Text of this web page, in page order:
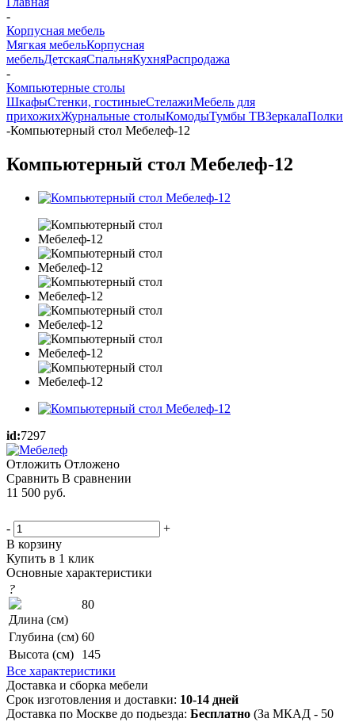
-
Корпусная мебель
Мягкая мебельКорпусная
мебельДетскаяСпальняКухняРаспродажа
-
Компьютерные столы
ШкафыСтенки, гостиныеСтелажиМебель для
прихожихЖурнальные столыКомодыТумбы ТВЗеркалаПолки
-Компьютерный стол Мебелеф-12
Компьютерный стол Мебелеф-12
id:7297
Отложить Отложено
Сравнить В сравнении
11 500 руб.
-
+
В корзину
Купить в 1 клик
Основные характеристики
?
Длина (см)
80
Глубина (см) 60
Высота (см)
145
Все характеристики
Доставка и сборка мебели
Срок изготовления и доставки: 10-14 дней
Доставка по Москве до подьезда: Бесплатно (За МКАД - 50